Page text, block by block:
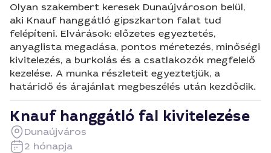
Olyan szakembert keresek Dunaújvároson belül,
aki Knauf hanggátló gipszkarton falat tud
felépíteni. Elvárások: előzetes egyeztetés,
anyaglista megadása, pontos méretezés, minőségi
kivitelezés, a burkolás és a csatlakozók megfelelő
kezelése. A munka részleteit egyeztetjük, a
határidő és árajánlat megbeszélés után kezdődik.
Knauf hanggátló fal kivitelezése
Dunaújváros
2 hónapja